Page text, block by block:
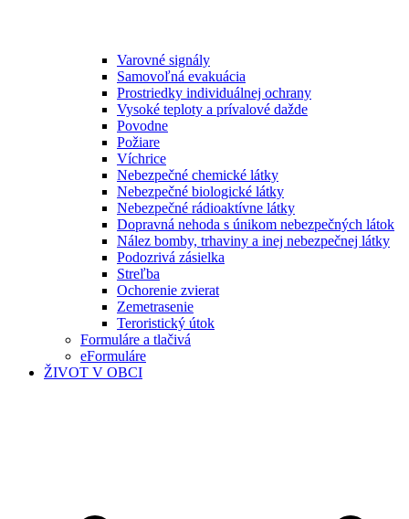
Varovné signály
Samovoľná evakuácia
Prostriedky individuálnej ochrany
Vysoké teploty a prívalové dažde
Povodne
Požiare
Víchrice
Nebezpečné chemické látky
Nebezpečné biologické látky
Nebezpečné rádioaktívne látky
Dopravná nehoda s únikom nebezpečných látok
Nález bomby, trhaviny a inej nebezpečnej látky
Podozrivá zásielka
Streľba
Ochorenie zvierat
Zemetrasenie
Teroristický útok
Formuláre a tlačivá
eFormuláre
ŽIVOT V OBCI